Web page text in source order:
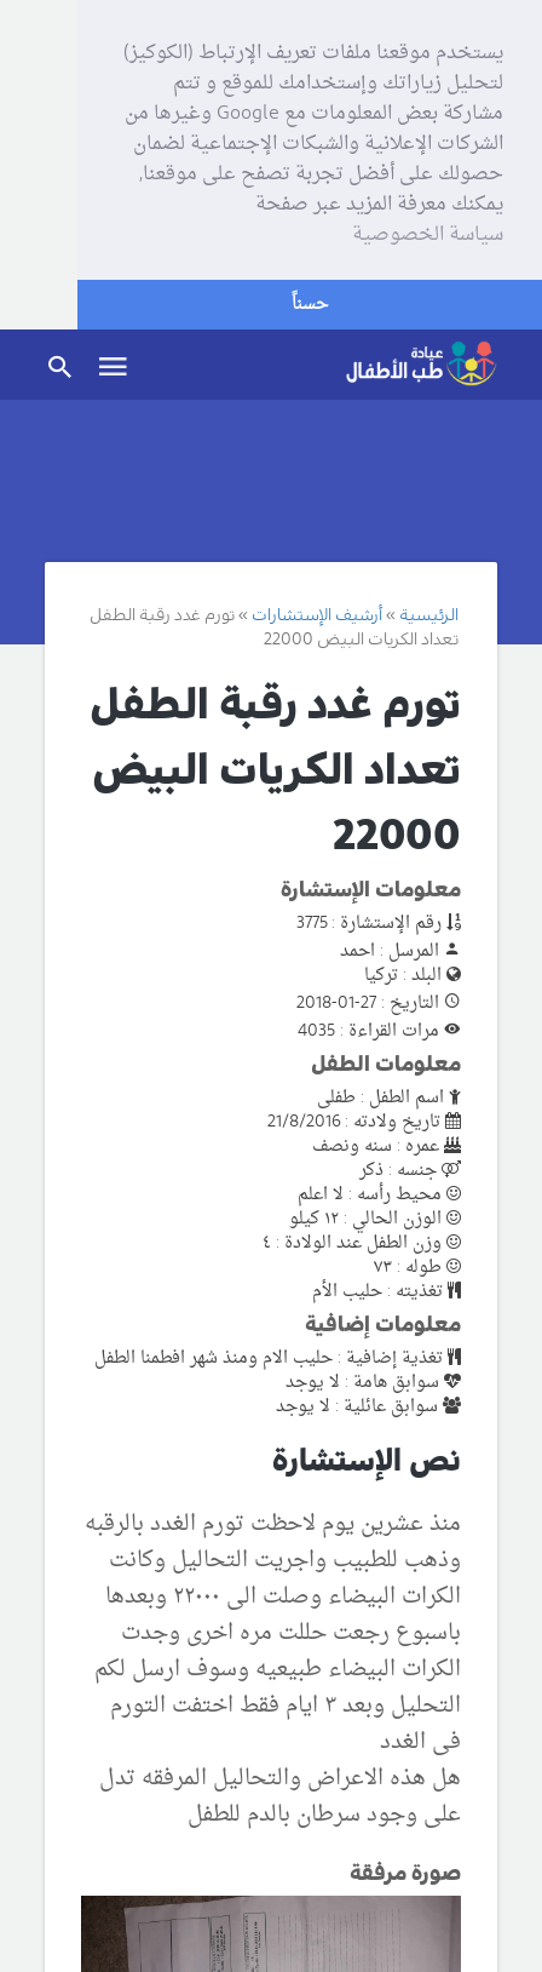
يستخدم موقعنا ملفات تعريف الإرتباط (الكوكيز)
لتحليل زياراتك وإستخدامك للموقع و تتم
مشاركة بعض المعلومات مع Google وغيرها من
الشركات الإعلانية والشبكات الإجتماعية لضمان
حصولك على أفضل تجربة تصفح على موقعنا,
يمكنك معرفة المزيد عبر صفحة
سياسة الخصوصية
حسناً
الرئيسية أرشيف الإستشارات
تورم غدد رقبة الطفل
تعداد الكريات البيض 22000
تورم غدد رقبة الطفل
تعداد الكريات البيض
22000
معلومات الإستشارة
رقم الإستشارة : 3775
المرسل : احمد
البلد : تركيا
التاريخ : 27-01-2018
مرات القراءة : 4035
معلومات الطفل
اسم الطفل : طفلى
تاريخ ولادته : 21/8/2016
عمره : سنه ونصف
جنسه : ذكر
محيط رأسه : لا اعلم
الوزن الحالي : ١٢ كيلو
وزن الطفل عند الولادة : ٤
طوله : ٧٣
تغذيته : حليب الأم
معلومات إضافية
تغذية إضافية : حليب الام ومنذ شهر افطمنا الطفل
سوابق هامة : لا يوجد
سوابق عائلية : لا يوجد
نص الإستشارة
منذ عشرين يوم لاحظت تورم الغدد بالرقبه
وذهب للطبيب واجريت التحاليل وكانت
الكرات البيضاء وصلت الى ٢٢٠٠٠ وبعدها
باسبوع رجعت حللت مره اخرى وجدت
الكرات البيضاء طبيعيه وسوف ارسل لكم
التحليل وبعد ٣ ايام فقط اختفت التورم
فى الغدد
هل هذه الاعراض والتحاليل المرفقه تدل
على وجود سرطان بالدم للطفل
صورة مرفقة